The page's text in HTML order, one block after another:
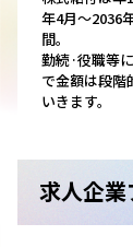
年4月～2036
間。
勤続·役職等
で金額は段階
いきます。
求人企